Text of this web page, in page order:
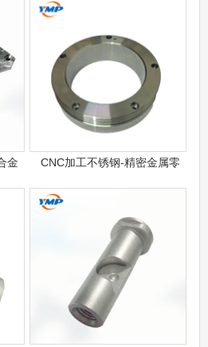
金 CNC加工不锈钢-精密金属零